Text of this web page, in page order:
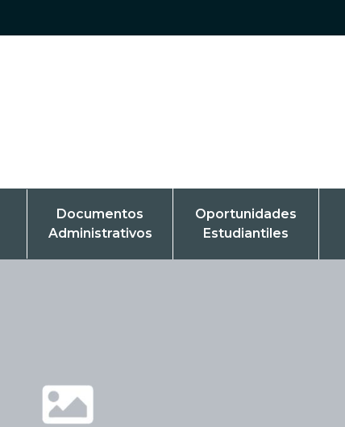
Documentos
Administrativos
Oportunidades
Estudiantiles